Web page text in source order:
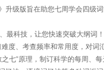
级版旨在助您七周学会四级
科技，让您快速突破大纲词！
度、考查频率和常用度，对词
之七”原理，制订科学的每周、